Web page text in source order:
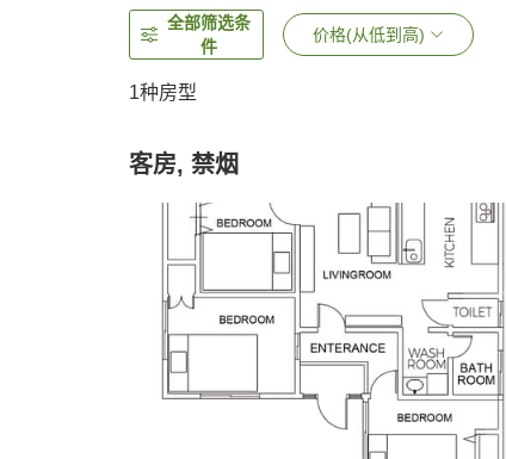
全部筛选条
件
价格(从低到高)
1种房型
客房, 禁烟